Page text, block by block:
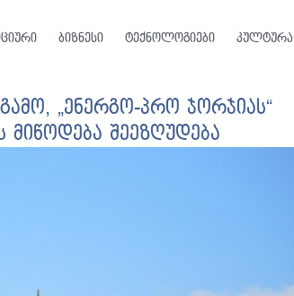
ბიზნესი ტექნოლოგიები კულტურა
„ენერგო-პრო ჯორჯიას“
შეეზღუდება